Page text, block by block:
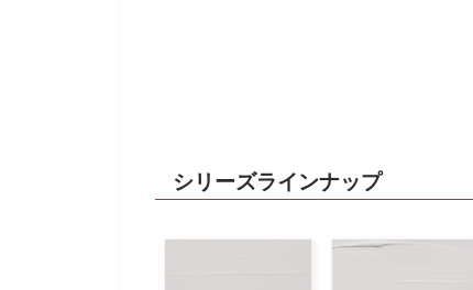
シリーズラインナップ